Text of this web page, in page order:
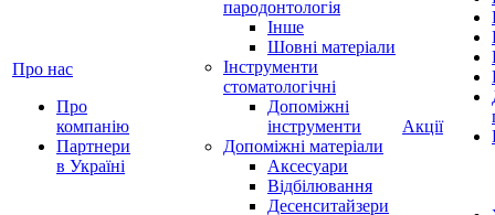
Про нас
Про
компанію
Партнери
в Україні
пародонтологія
Інше
Шовні матеріали
Інструменти
стоматологічні
Допоміжні
інструменти
Допоміжні матеріали
Аксесуари
Відбілювання
Десенситайзери
Акції